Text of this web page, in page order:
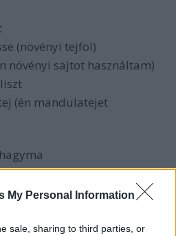
My Personal Information
sale, sharing to third parties, or
(növényi tejföl)
növényi sajtot használtam)
(én mandulatejet
is hasonlóra gyaluljuk le.